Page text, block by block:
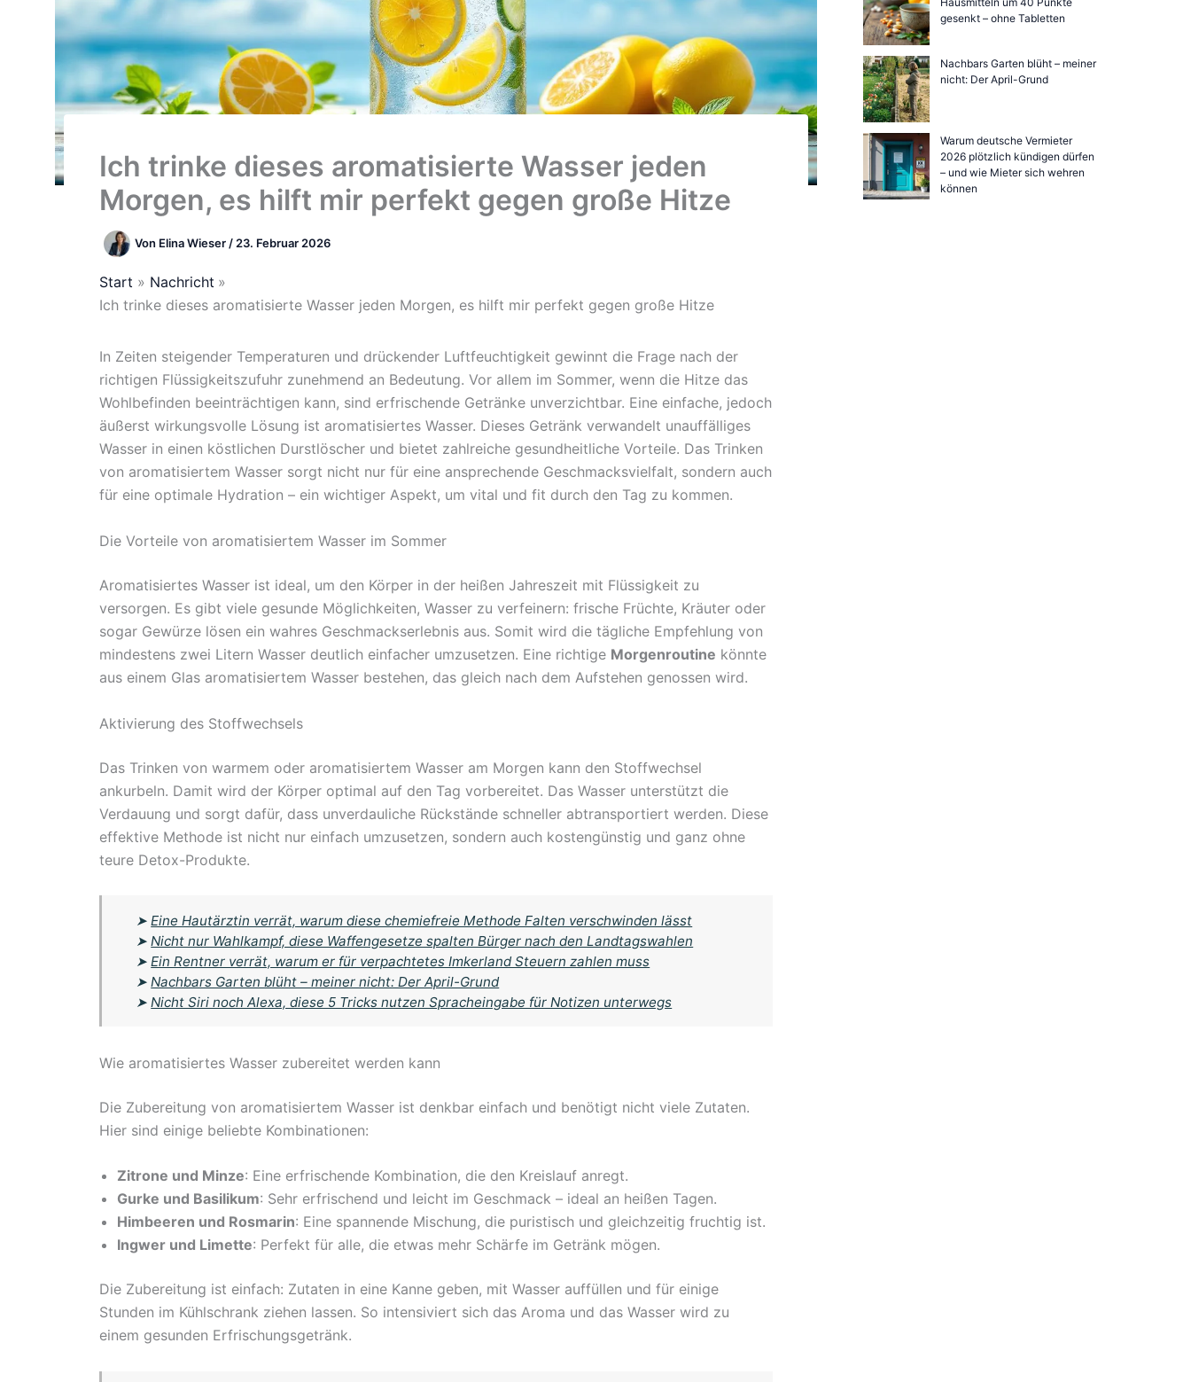
Ich trinke dieses aromatisierte Wasser jeden
Morgen, es hilft mir perfekt gegen große Hitze
Von Elina Wieser / 23. Februar 2026
Start
Nachricht
Ich trinke dieses aromatisierte Wasser jeden Morgen, es hilft mir perfekt gegen große Hitze
In Zeiten steigender Temperaturen und drückender Luftfeuchtigkeit gewinnt die Frage nach der
richtigen Flüssigkeitszufuhr zunehmend an Bedeutung. Vor allem im Sommer, wenn die Hitze das
Wohlbefinden beeinträchtigen kann, sind erfrischende Getränke unverzichtbar. Eine einfache, jedoch
äußerst wirkungsvolle Lösung ist aromatisiertes Wasser. Dieses Getränk verwandelt unauffälliges
Wasser in einen köstlichen Durstlöscher und bietet zahlreiche gesundheitliche Vorteile. Das Trinken
von aromatisiertem Wasser sorgt nicht nur für eine ansprechende Geschmacksvielfalt, sondern auch
für eine optimale Hydration – ein wichtiger Aspekt, um vital und fit durch den Tag zu kommen.
Die Vorteile von aromatisiertem Wasser im Sommer
Aromatisiertes Wasser ist ideal, um den Körper in der heißen Jahreszeit mit Flüssigkeit zu
versorgen. Es gibt viele gesunde Möglichkeiten, Wasser zu verfeinern: frische Früchte, Kräuter oder
sogar Gewürze lösen ein wahres Geschmackserlebnis aus. Somit wird die tägliche Empfehlung von
mindestens zwei Litern Wasser deutlich einfacher umzusetzen. Eine richtige Morgenroutine könnte
aus einem Glas aromatisiertem Wasser bestehen, das gleich nach dem Aufstehen genossen wird.
Aktivierung des Stoffwechsels
Das Trinken von warmem oder aromatisiertem Wasser am Morgen kann den Stoffwechsel
ankurbeln. Damit wird der Körper optimal auf den Tag vorbereitet. Das Wasser unterstützt die
Verdauung und sorgt dafür, dass unverdauliche Rückstände schneller abtransportiert werden. Diese
effektive Methode ist nicht nur einfach umzusetzen, sondern auch kostengünstig und ganz ohne
teure Detox-Produkte.
➤Eine Hautärztin verrät, warum diese chemiefreie Methode Falten verschwinden lässt
➤Nicht nur Wahlkampf, diese Waffengesetze spalten Bürger nach den Landtagswahlen
➤Ein Rentner verrät, warum er für verpachtetes Imkerland Steuern zahlen muss
➤Nachbars Garten blüht – meiner nicht: Der April-Grund
➤Nicht Siri noch Alexa, diese 5 Tricks nutzen Spracheingabe für Notizen unterwegs
Wie aromatisiertes Wasser zubereitet werden kann
Die Zubereitung von aromatisiertem Wasser ist denkbar einfach und benötigt nicht viele Zutaten.
Hier sind einige beliebte Kombinationen:
Zitrone und Minze: Eine erfrischende Kombination, die den Kreislauf anregt.
Gurke und Basilikum: Sehr erfrischend und leicht im Geschmack – ideal an heißen Tagen.
Himbeeren und Rosmarin: Eine spannende Mischung, die puristisch und gleichzeitig fruchtig ist.
Ingwer und Limette: Perfekt für alle, die etwas mehr Schärfe im Getränk mögen.
Die Zubereitung ist einfach: Zutaten in eine Kanne geben, mit Wasser auffüllen und für einige
Stunden im Kühlschrank ziehen lassen. So intensiviert sich das Aroma und das Wasser wird zu
einem gesunden Erfrischungsgetränk.
gesenkt – ohne Tabletten
Nachbars Garten blüht – meiner
nicht: Der April-Grund
Warum deutsche Vermieter
2026 plötzlich kündigen dürfen
– und wie Mieter sich wehren
können